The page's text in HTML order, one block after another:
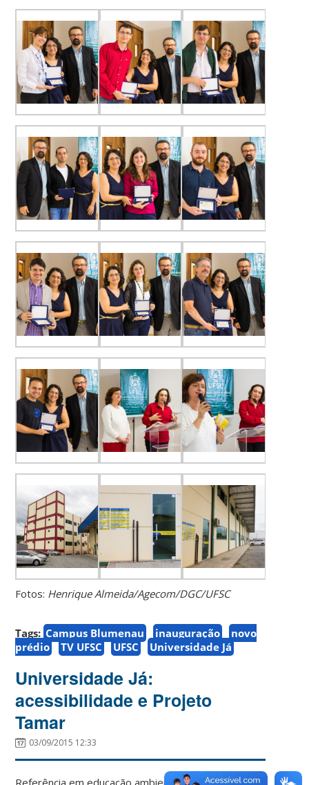
Fotos: Henrique Almeida/Agecom/DGC/UFSC
Tags: Campus Blumenau inauguração
novo
prédio
TV UFSC UFSC Universidade Já
Universidade Já:
acessibilidade e Projeto
Tamar
03/09/2015 12:33
Referência em educação ambiental, o Projeto